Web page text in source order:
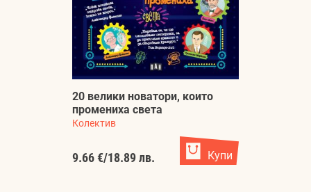
20 велики новатори, които
промениха света
Колектив
9.66 €/18.89 лв. Купи